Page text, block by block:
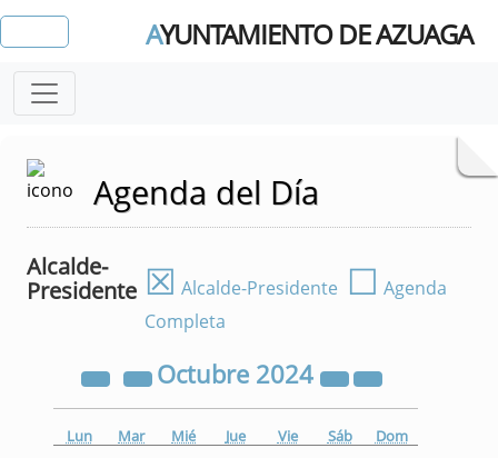
AYUNTAMIENTO DE AZUAGA
Agenda del Día
Alcalde-
Presidente ☒ Alcalde-Presidente ☐ Agenda
Completa
Octubre 2024
Lun Mar Mié Jue Vie Sáb Dom